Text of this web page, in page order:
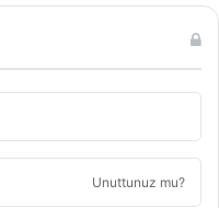
Unuttunuz mu?